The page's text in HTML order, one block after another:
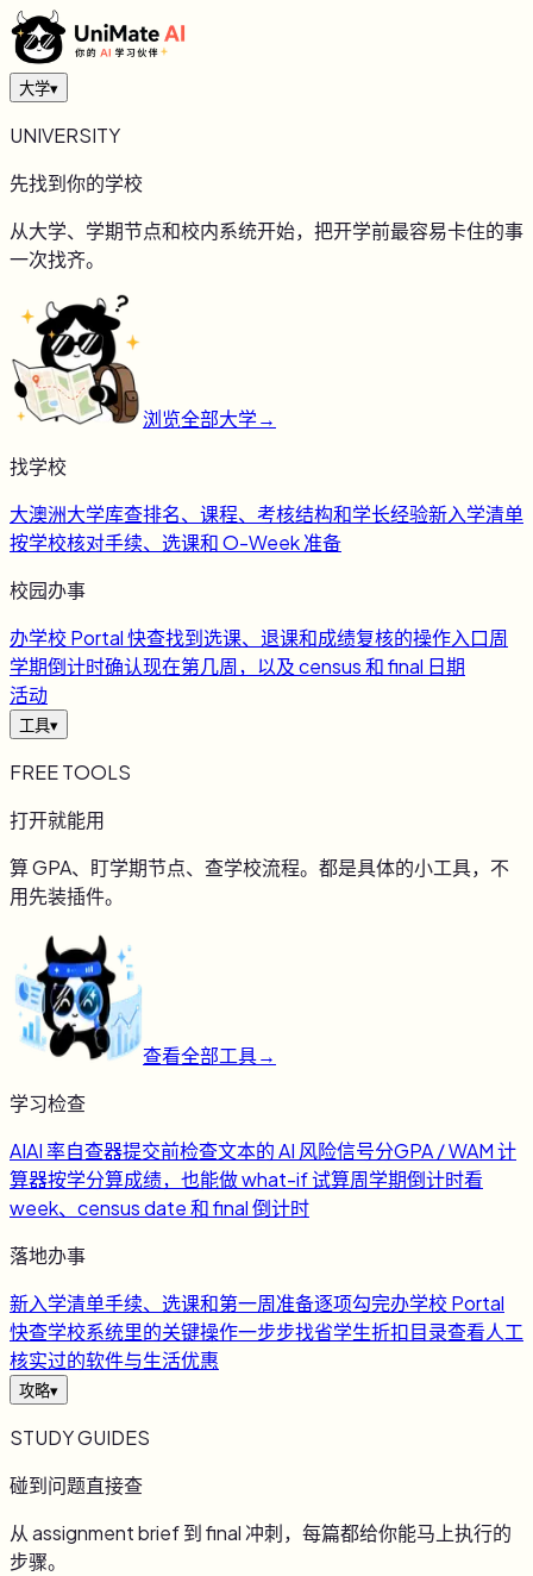
大学▾
UNIVERSITY
先找到你的学校
从大学、学期节点和校内系统开始，把开学前最容易卡住的事
一次找齐。
浏览全部大学→
找学校
大澳洲大学库查排名、课程、考核结构和学长经验新入学清单
按学校核对手续、选课和 O-Week 准备
校园办事
办学校 Portal 快查找到选课、退课和成绩复核的操作入口周
学期倒计时确认现在第几周，以及 census 和 final 日期
活动
工具▾
FREE TOOLS
打开就能用
算 GPA、盯学期节点、查学校流程。都是具体的小工具，不
用先装插件。
查看全部工具→
学习检查
AIAI 率自查器提交前检查文本的 AI 风险信号分GPA / WAM 计
算器按学分算成绩，也能做 what-if 试算周学期倒计时看
week、census date 和 final 倒计时
落地办事
新入学清单手续、选课和第一周准备逐项勾完办学校 Portal
快查学校系统里的关键操作一步步找省学生折扣目录查看人工
核实过的软件与生活优惠
攻略▾
STUDY GUIDES
碰到问题直接查
从 assignment brief 到 final 冲刺，每篇都给你能马上执行的
步骤。